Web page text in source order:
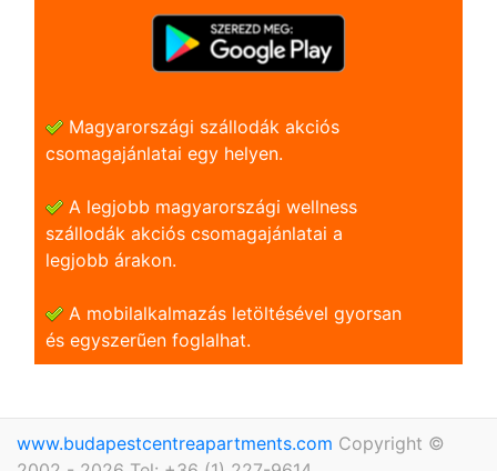
Magyarországi szállodák akciós
csomagajánlatai egy helyen.
A legjobb magyarországi wellness
szállodák akciós csomagajánlatai a
legjobb árakon.
A mobilalkalmazás letöltésével gyorsan
és egyszerũen foglalhat.
www.budapestcentreapartments.com Copyright ©